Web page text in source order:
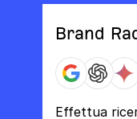
Brand
Effettua